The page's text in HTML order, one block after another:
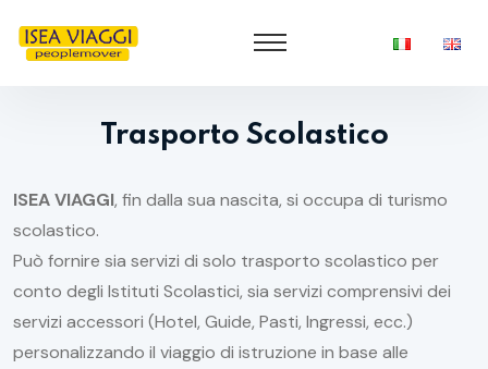
Trasporto Scolastico
ISEA VIAGGI, fin dalla sua nascita, si occupa di turismo
scolastico.
Può fornire sia servizi di solo trasporto scolastico per
conto degli Istituti Scolastici, sia servizi comprensivi dei
servizi accessori (Hotel, Guide, Pasti, Ingressi, ecc.)
personalizzando il viaggio di istruzione in base alle